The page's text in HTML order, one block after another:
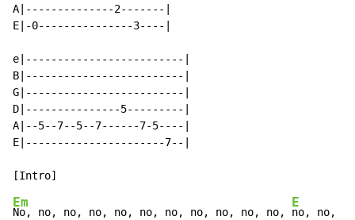
A|--------------2-------|
E|-0---------------3----|
e|-------------------------|
B|-------------------------|
G|-------------------------|
D|---------------5---------|
A|--5--7--5--7------7-5----|
E|----------------------7--|
Em
No, no, no, no, no, no, no, no, no, no, no,
E